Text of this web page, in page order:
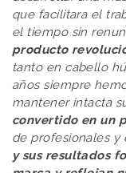
que facilitara el
el tiempo sin
producto
tanto en cabello
años siempre
mantener intacta
convertido en un
de profesionales y
y sus resultados